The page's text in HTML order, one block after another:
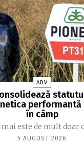
ADV
în câmp
mai este de mult doar
5 AUGUST 2026